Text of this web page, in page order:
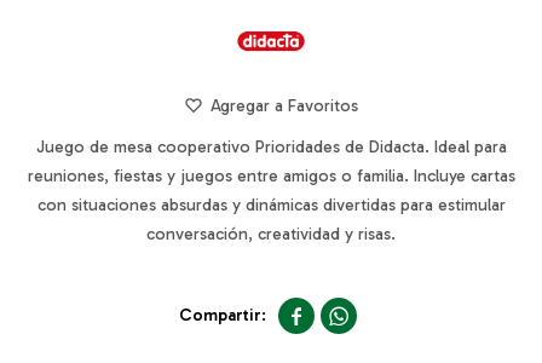
Juego de mesa cooperativo Prioridades de Didacta. Ideal para
reuniones, fiestas y juegos entre amigos o familia. Incluye cartas
con situaciones absurdas y dinámicas divertidas para estimular
conversación, creatividad y risas.
 